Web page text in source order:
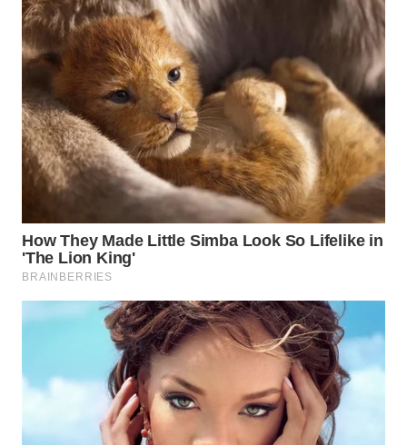
WN
PRIANGAN
TIMUR
WN
SEMARANG
WN
WN
BOROBUDUR
WN
WN